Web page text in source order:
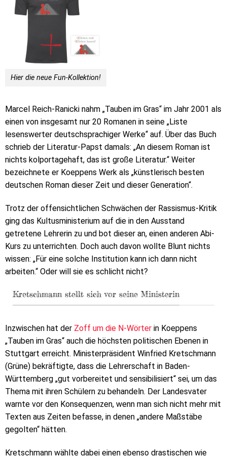
Hier die neue Fun-Kollektion!
Marcel Reich-Ranicki nahm „Tauben im Gras“ im Jahr 2001 als
einen von insgesamt nur 20 Romanen in seine „Liste
lesenswerter deutschsprachiger Werke“ auf. Über das Buch
schrieb der Literatur-Papst damals: „An diesem Roman ist
nichts kolportagehaft, das ist große Literatur.“ Weiter
bezeichnete er Koeppens Werk als „künstlerisch besten
deutschen Roman dieser Zeit und dieser Generation“.
Trotz der offensichtlichen Schwächen der Rassismus-Kritik
ging das Kultusministerium auf die in den Ausstand
getretene Lehrerin zu und bot dieser an, einen anderen Abi-
Kurs zu unterrichten. Doch auch davon wollte Blunt nichts
wissen: „Für eine solche Institution kann ich dann nicht
arbeiten.“ Oder will sie es schlicht nicht?
Kretschmann stellt sich vor seine Ministerin
Inzwischen hat der Zoff um die N-Wörter in Koeppens
„Tauben im Gras“ auch die höchsten politischen Ebenen in
Stuttgart erreicht. Ministerpräsident Winfried Kretschmann
(Grüne) bekräftigte, dass die Lehrerschaft in Baden-
Württemberg „gut vorbereitet und sensibilisiert“ sei, um das
Thema mit ihren Schülern zu behandeln. Der Landesvater
warnte vor den Konsequenzen, wenn man sich nicht mehr mit
Texten aus Zeiten befasse, in denen „andere Maßstäbe
gegolten“ hätten.
Kretschmann wählte dabei einen ebenso drastischen wie